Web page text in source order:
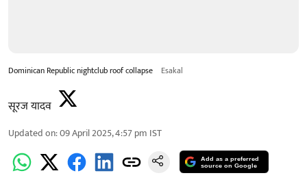
Dominican Republic nightclub roof collapse Esakal
सूरज यादव
Updated on:09 April 2025, 4:57 pm IST
Add as a preferred
source on Google